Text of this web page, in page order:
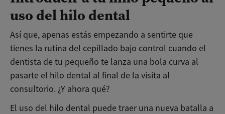
uso del hilo dental
Así que, apenas estás empezando a sentirte que
tienes la rutina del cepillado bajo control cuando el
dentista de tu pequeño te lanza una bola curva al
pasarte el hilo dental al final de la visita al
consultorio. ¿Y ahora qué?
El uso del hilo dental puede traer una nueva batalla a